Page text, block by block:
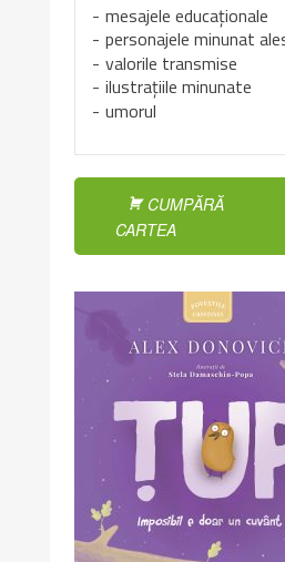
mesajele educaționale
personajele minunat
valorile transmise
ilustrațiile minunate
umorul
CUMPĂRĂ
CARTEA